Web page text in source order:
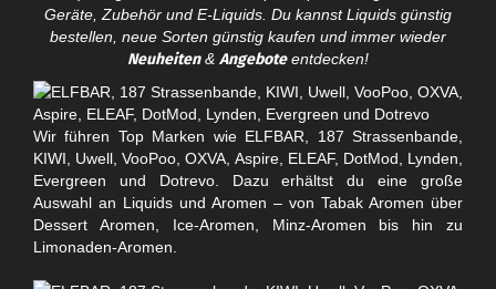
Geräte, Zubehör und E-Liquids. Du kannst Liquids günstig
bestellen, neue Sorten günstig kaufen und immer wieder
Neuheiten& Angeboteentdecken!
Wir führen Top Marken wie ELFBAR, 187 Strassenbande,
KIWI, Uwell, VooPoo, OXVA, Aspire, ELEAF, DotMod, Lynden,
Evergreen und Dotrevo. Dazu erhältst du eine große
Auswahl an Liquids und Aromen – von Tabak Aromen über
Dessert Aromen, Ice-Aromen, Minz-Aromen bis hin zu
Limonaden-Aromen.